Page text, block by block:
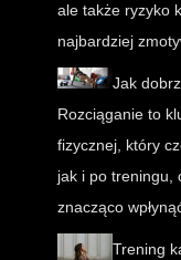
ale także ryzyko
najbardziej
Jak
Rozciąganie to
fizycznej, który
jak i po treningu,
znacząco
Trening